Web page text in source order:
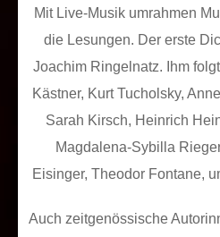
Mit Live-Musik umrahmen
die Lesungen. Der erste
Joachim Ringelnatz. Ihm
Kästner, Kurt Tucholsky,
Sarah Kirsch, Heinrich
Magdalena-Sybilla
Eisinger, Theodor Fontane,
Auch zeitgenössische